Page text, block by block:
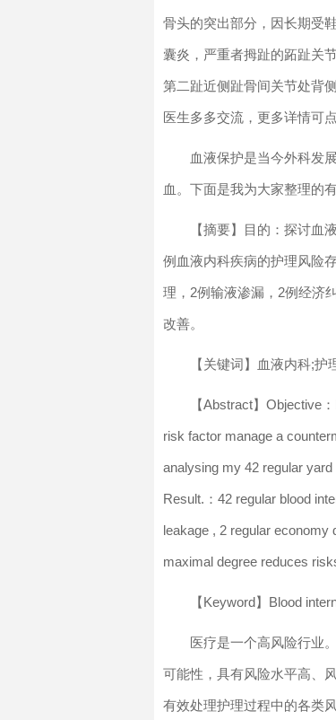
骨头的突出部分，因长期受
囊炎，严重者拇趾的跖趾关
第二趾近侧趾骨间关节处背
医生多多交流，更多详情可
血液保护是当今外科发
血。下面是我为大家整理的
【摘要】目的：探讨血
例血液内科疾病的护理风险
理，2例输液渗漏，2例经济
改善。
【关键词】血液内科;护
【Abstract】Objective
risk factor manage a
analysing my 42 regular
Result.：42 regular blood
leakage , 2 regular economy
maximal degree reduces
【Keyword】Blood
医疗是一个高风险行业
可能性，具有风险水平高、
有效处理护理过程中的各类